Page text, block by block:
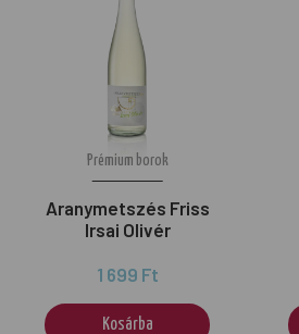
Prémium borok
Aranymetszés Friss
Irsai Olivér
1 699 Ft
Kosárba